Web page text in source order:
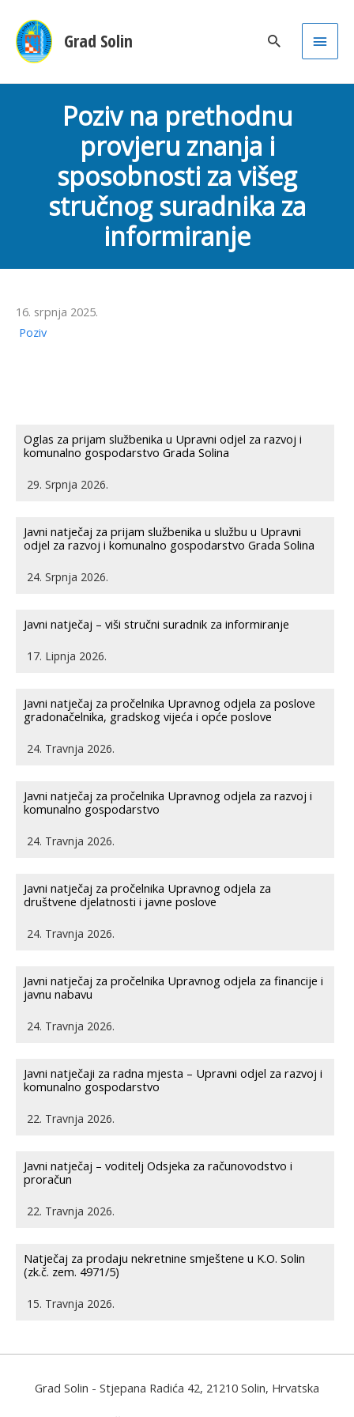
Grad Solin
Main
Poziv na prethodnu
provjeru znanja i
sposobnosti za višeg
stručnog suradnika za
informiranje
16. srpnja 2025.
Poziv
Oglas za prijam službenika u Upravni odjel za razvoj i
komunalno gospodarstvo Grada Solina
29. Srpnja 2026.
Javni natječaj za prijam službenika u službu u Upravni
odjel za razvoj i komunalno gospodarstvo Grada Solina
24. Srpnja 2026.
Javni natječaj – viši stručni suradnik za informiranje
17. Lipnja 2026.
Javni natječaj za pročelnika Upravnog odjela za poslove
gradonačelnika, gradskog vijeća i opće poslove
24. Travnja 2026.
Javni natječaj za pročelnika Upravnog odjela za razvoj i
komunalno gospodarstvo
24. Travnja 2026.
Javni natječaj za pročelnika Upravnog odjela za
društvene djelatnosti i javne poslove
24. Travnja 2026.
Javni natječaj za pročelnika Upravnog odjela za financije i
javnu nabavu
24. Travnja 2026.
Javni natječaji za radna mjesta – Upravni odjel za razvoj i
komunalno gospodarstvo
22. Travnja 2026.
Javni natječaj – voditelj Odsjeka za računovodstvo i
proračun
22. Travnja 2026.
Natječaj za prodaju nekretnine smještene u K.O. Solin
(zk.č. zem. 4971/5)
15. Travnja 2026.
Grad Solin - Stjepana Radića 42, 21210 Solin, Hrvatska